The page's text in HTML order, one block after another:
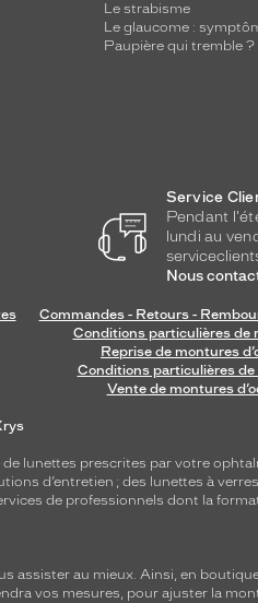
Le strabisme
Le glaucome :
Paupière qui tremble ?
Service
Pendant
lundi au
Nous
Commandes - Retours -
Conditions particulières de
Reprise de montures
Conditions particulières de
Vente de montures
de lunettes prescrites par votre
d’entretien ; des lunettes à
de professionnels dont la
assister au mieux. Ainsi, en
vos mesures, pour ajuster la